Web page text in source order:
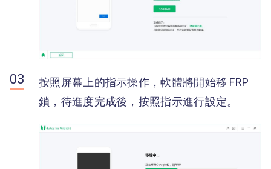
按照屏幕上的指示操作，軟體將開始移 FRP
鎖，待進度完成後，按照指示進行設定。